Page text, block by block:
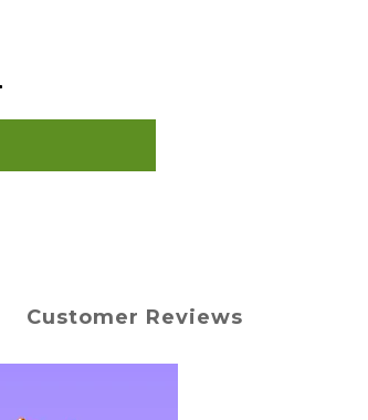
Customer Reviews